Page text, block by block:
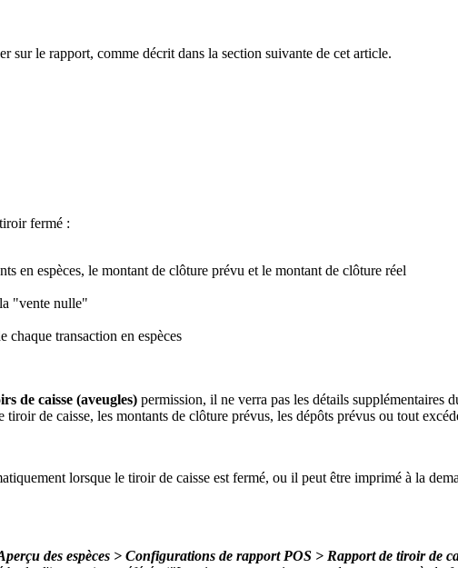
sur le rapport, comme décrit dans la section suivante de cet article.
fermé :
en espèces, le montant de clôture prévu et le montant de clôture réel
"vente nulle"
transaction en espèces
de caisse (aveugles) permission, il ne verra pas les détails supplémentaires
de caisse, les montants de clôture prévus, les dépôts prévus ou tout
lorsque le tiroir de caisse est fermé, ou il peut être imprimé à la
des espèces > Configurations de rapport POS > Rapport de tiroir de